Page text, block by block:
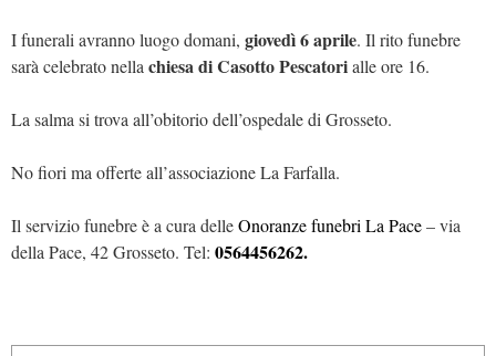
I funerali avranno luogo domani, giovedì 6 aprile. Il rito funebre
sarà celebrato nellachiesa di Casotto Pescatorialle ore 16.
La salma si trova all’obitorio dell’ospedale di Grosseto.
No fiori ma offerte all’associazione La Farfalla.
Il servizio funebre è a cura delleOnoranze funebri La Pace– via
della Pace, 42 Grosseto. Tel: 0564456262.